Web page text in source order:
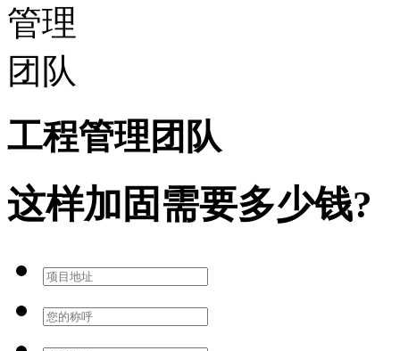
工程管理团队
这样加固需要多少钱?